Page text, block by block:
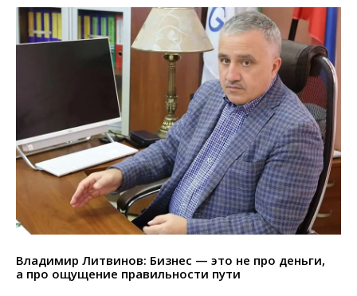
Владимир Литвинов: Бизнес — это не про деньги,
а про ощущение правильности пути